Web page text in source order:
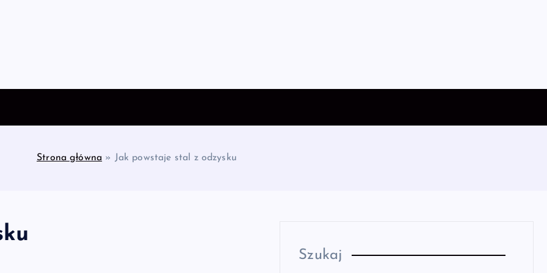
Strona główna » Jak powstaje stal z odzysku
Szukaj